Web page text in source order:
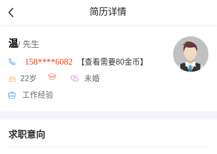
简历详情
温/ 先生
158****6082 【查看需要80金币】
22岁 未婚
工作经验
求职意向